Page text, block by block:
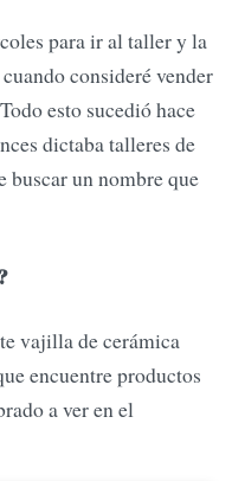
para ir al taller y la
consideré vender
esto sucedió hace
dictaba talleres de
buscar un nombre que
vajilla de cerámica
encuentre productos
a ver en el